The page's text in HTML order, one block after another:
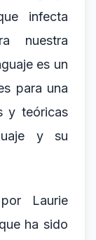
infecta
nuestra
es un
para una
y teóricas
y su
Laurie
ha sido